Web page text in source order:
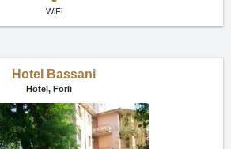
WiFi
Hotel Bassani
Hotel, Forli